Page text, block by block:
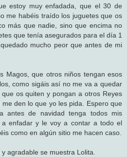
estoy muy enfadada, que el 30 de
me habéis traído los juguetes que os
más que nadie, sino que encima no
que tenía asegurados para el día 1
mucho peor que antes de mi
Magos, que otros niños tengan esos
como sigáis así no me va a quedar
os quiten y pongan a otros Reyes
den lo que yo les pida. Espero que
antes de navidad tenga todos mis
enfadar y le voy a contar a todo el
como en algún sitio me hacen caso.
agradable se muestra Lolita.